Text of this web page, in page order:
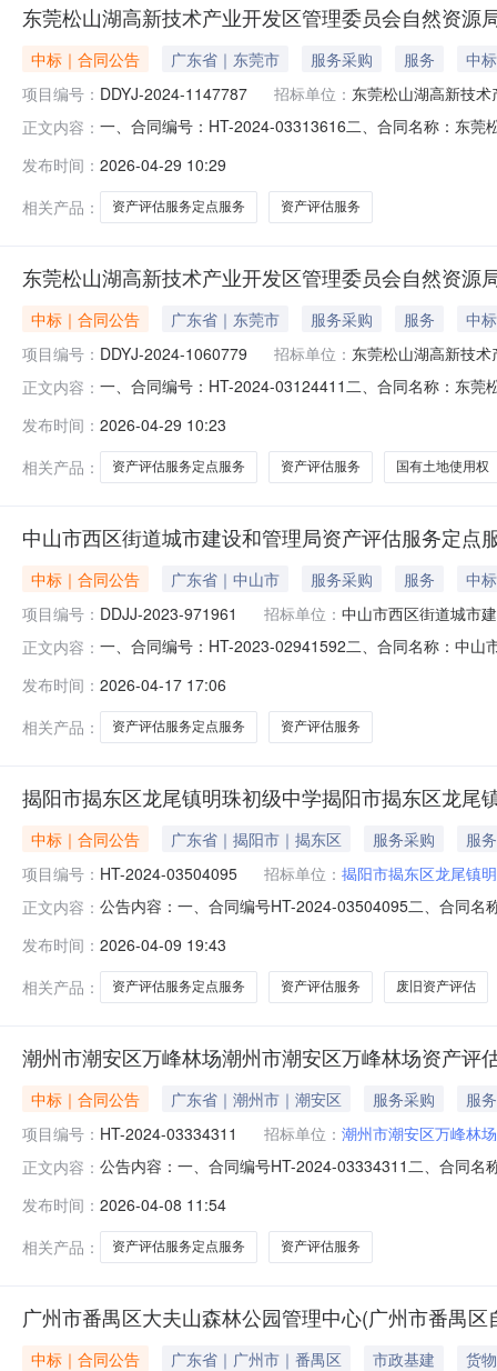
东莞松山湖高新技术产业开发区管理委员会自然资源
中标｜合同公告 广东省｜东莞市 服务采购 服务
中
项目编号： DDYJ-2024-1147787 招标单位： 东莞松山湖高新技
正文内容： 一、合同编号：HT-2024-03313616二、合同名称：东莞
然资源局地址：广东省-东莞市-市本级松山湖创新科技园
200号2
发布时间： 2026-04-29 10:29
相关产品：
资产评估服务定点服务 资产评估服务
东莞松山湖高新技术产业开发区管理委员会自然资源
中标｜合同公告 广东省｜东莞市 服务采购 服务
中
项目编号： DDYJ-2024-1060779 招标单位： 东莞松山湖高新技
正文内容： 一、合同编号：HT-2024-03124411二、合同名称：东莞
然资源局地址：广东省-东莞市-市本级松山湖创新科技园
18198911319
发布时间： 2026-04-29 10:23
相关产品：
资产评估服务定点服务 资产评估服务 国有土地使用权
中山市西区街道城市建设和管理局资产评估服务定点
中标｜合同公告 广东省｜中山市 服务采购 服务
中
项目编号： DDJJ-2023-971961 招标单位： 中山市西区街道城市
正文内容： 一、合同编号：HT-2023-02941592二、合同名称：中
区街道办事处南楼321室联系方式：23325830供应商（
发布时间： 2026-04-17 17:06
相关产品：
资产评估服务定点服务 资产评估服务
揭阳市揭东区龙尾镇明珠初级中学揭阳市揭东区龙
中标｜合同公告 广东省｜揭阳市｜揭东区 服务采购
服务
项目编号： HT-2024-03504095 招标单位： 揭阳市揭东区龙尾镇
正文内容： 公告内容：一、合同编号HT-2024-03504095二、合同
方式：13580211010供应商(乙方)：揭阳市三江价格评
发布时间： 2026-04-09 19:43
相关产品：
资产评估服务定点服务 资产评估服务 废旧资产评估
潮州市潮安区万峰林场潮州市潮安区万峰林场资产评
中标｜合同公告 广东省｜潮州市｜潮安区 服务采购
服务
项目编号： HT-2024-03334311 招标单位： 潮州市潮安区万峰林场
正文内容： 公告内容：一、合同编号HT-2024-03334311二、合同
方)：潮州市湘桥区盛德资产评估事务所（普通合伙）地
发布时间： 2026-04-08 11:54
相关产品：
资产评估服务定点服务 资产评估服务
广州市番禺区大夫山森林公园管理中心(广州市番禺
中标｜合同公告 广东省｜广州市｜番禺区 市政基建
货物